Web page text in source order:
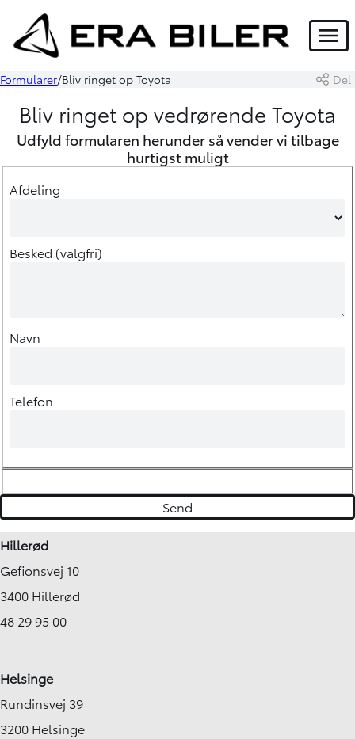
Menu
Formularer Bliv ringet op Toyota Del
Bliv ringet op vedrørende Toyota
Udfyld formularen herunder så vender vi tilbage
hurtigst muligt
Afdeling
Besked (valgfri)
Navn
Telefon
Hillerød
Gefionsvej 10
3400 Hillerød
48 29 95 00
Helsinge
Rundinsvej 39
3200 Helsinge